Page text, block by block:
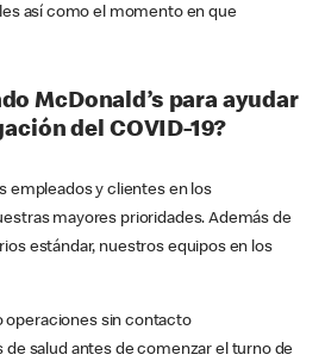
así como el momento en que
McDonald’s para ayudar
del COVID-19?
empleados y clientes en los
mayores prioridades. Además de
estándar, nuestros equipos en los
operaciones sin contacto
de salud antes de comenzar el turno de